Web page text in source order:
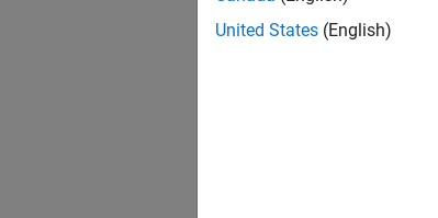
United States (English)